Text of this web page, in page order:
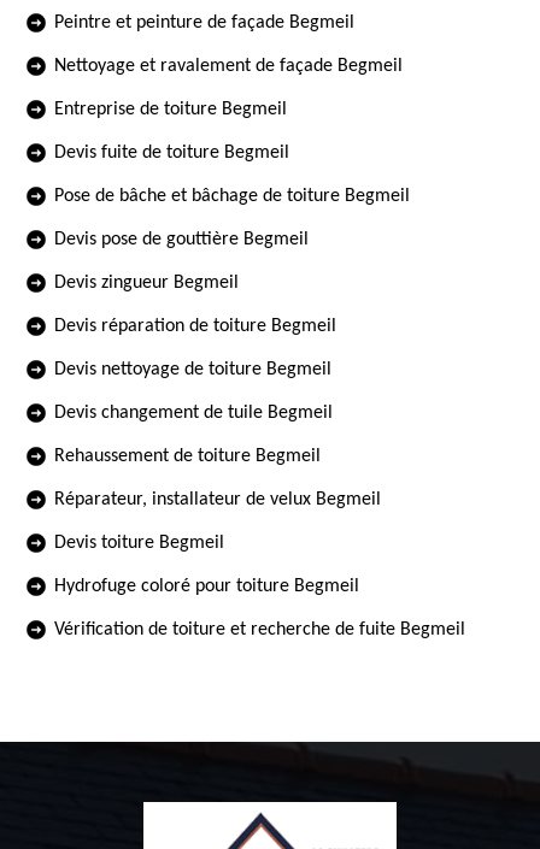
Peintre et peinture de façade Begmeil
Nettoyage et ravalement de façade Begmeil
Entreprise de toiture Begmeil
Devis fuite de toiture Begmeil
Pose de bâche et bâchage de toiture Begmeil
Devis pose de gouttière Begmeil
Devis zingueur Begmeil
Devis réparation de toiture Begmeil
Devis nettoyage de toiture Begmeil
Devis changement de tuile Begmeil
Rehaussement de toiture Begmeil
Réparateur, installateur de velux Begmeil
Devis toiture Begmeil
Hydrofuge coloré pour toiture Begmeil
Vérification de toiture et recherche de fuite Begmeil